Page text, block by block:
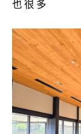
也很多